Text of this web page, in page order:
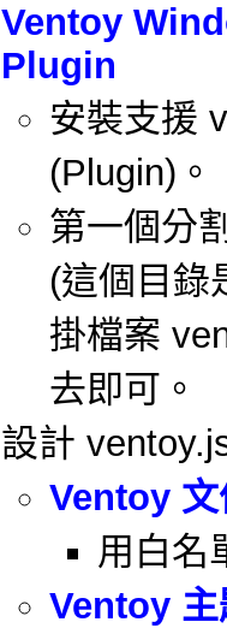
Ventoy
Plugin
安裝支援
(Plugin)。
第一個分
(這個目錄
掛檔案
去即可。
設計
Ventoy 文
用白名
Ventoy 主